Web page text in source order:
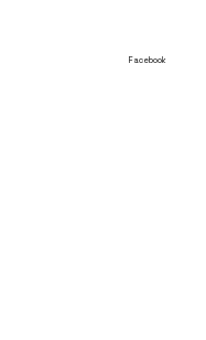
Facebook